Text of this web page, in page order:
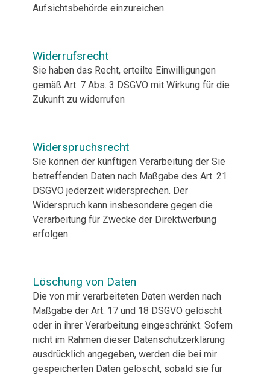
Aufsichtsbehörde einzureichen.
Widerrufsrecht
Sie haben das Recht, erteilte Einwilligungen
gemäß Art. 7 Abs. 3 DSGVO mit Wirkung für die
Zukunft zu widerrufen
Widerspruchsrecht
Sie können der künftigen Verarbeitung der Sie
betreffenden Daten nach Maßgabe des Art. 21
DSGVO jederzeit widersprechen. Der
Widerspruch kann insbesondere gegen die
Verarbeitung für Zwecke der Direktwerbung
erfolgen.
Löschung von Daten
Die von mir verarbeiteten Daten werden nach
Maßgabe der Art. 17 und 18 DSGVO gelöscht
oder in ihrer Verarbeitung eingeschränkt. Sofern
nicht im Rahmen dieser Datenschutzerklärung
ausdrücklich angegeben, werden die bei mir
gespeicherten Daten gelöscht, sobald sie für